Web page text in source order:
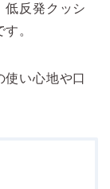
低反発クッシ
。
使い心地や口